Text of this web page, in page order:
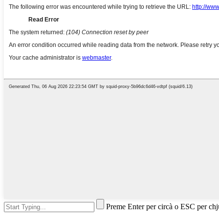
Preme Enter per circà o ESC per